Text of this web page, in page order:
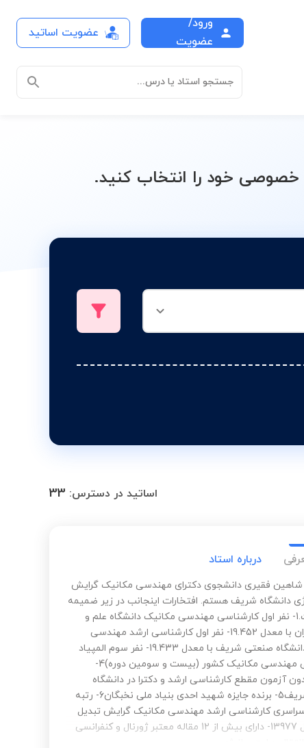
ورود/
عضویت
عضویت اساتید
جستجو استاد یا درس...
خود را انتخاب کنید.
اساتید در دسترس: 33
درباره استاد
فقیری دانشجوی دکترای مهندسی مکانیک گرایش
دانشگاه شریف هستم. افتخارات اینجانب در زیر ضمیمه
شده است.1- نفر اول کارشناسی مهندسی مکانیک دانشگاه علم و
صنعت ایران با معدل 19.452- نفر اول کارشناسی ارشد مهندسی
مکانیک دانشگاه صنعتی شریف با معدل 19.433- نفر سوم المپیاد
دانشجویی مهندسی مکانیک کشور (بیست و سومین دوره)4-
آزمون مقطع کارشناسی ارشد و دکترا در دانشگاه
صنعتی شریف5- برنده جایزه شهید احدی بنیاد ملی نخبگان6- رتبه
سراسری کارشناسی ارشد مهندسی مکانیک گرایش تبدیل
انرژی سال 13977- دارای بیش از 12 مقاله معتبر ژورنال و کنفرانسی